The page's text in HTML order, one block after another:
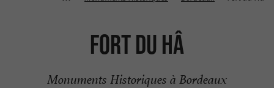
Fort du Hâ
Monuments Historiques à Bordeaux